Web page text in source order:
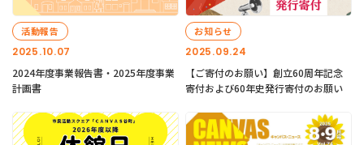
2025.10.07
活動報告
2024年度事業報告書・2025年度事業
計画書
2025.09.24
お知らせ
【ご寄付のお願い】創立60周年記念
寄付および60年史発行寄付のお願い